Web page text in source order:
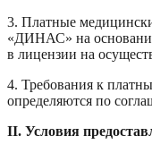
3. Платные
«ДИНАС» на
в лицензии на
4. Требования к
определяются по
II. Условия